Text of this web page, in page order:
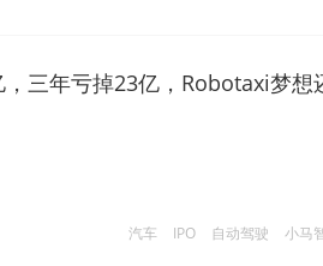
三年亏掉23亿，Robotaxi梦想
汽车 IPO 自动驾驶 小马